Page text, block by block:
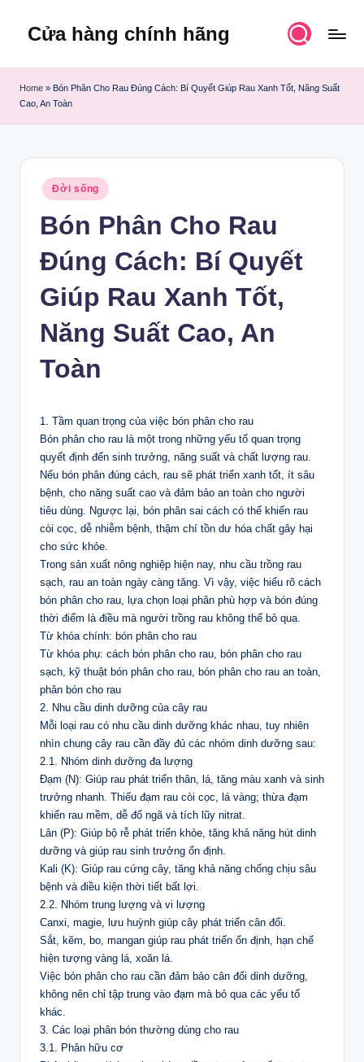
Cửa hàng chính hãng
Home » Bón Phân Cho Rau Đúng Cách: Bí Quyết Giúp Rau Xanh Tốt, Năng Suất
Cao, An Toàn
Posted
in
Đời sống
Bón Phân Cho Rau
Đúng Cách: Bí Quyết
Giúp Rau Xanh Tốt,
Năng Suất Cao, An
Toàn
1. Tầm quan trọng của việc bón phân cho rau
Bón phân cho rau là một trong những yếu tố quan trọng
quyết định đến sinh trưởng, năng suất và chất lượng rau.
Nếu bón phân đúng cách, rau sẽ phát triển xanh tốt, ít sâu
bệnh, cho năng suất cao và đảm bảo an toàn cho người
tiêu dùng. Ngược lại, bón phân sai cách có thể khiến rau
còi cọc, dễ nhiễm bệnh, thậm chí tồn dư hóa chất gây hại
cho sức khỏe.
Trong sản xuất nông nghiệp hiện nay, nhu cầu trồng rau
sạch, rau an toàn ngày càng tăng. Vì vậy, việc hiểu rõ cách
bón phân cho rau, lựa chọn loại phân phù hợp và bón đúng
thời điểm là điều mà người trồng rau không thể bỏ qua.
Từ khóa chính: bón phân cho rau
Từ khóa phụ: cách bón phân cho rau, bón phân cho rau
sạch, kỹ thuật bón phân cho rau, bón phân cho rau an toàn,
phân bón cho rau
2. Nhu cầu dinh dưỡng của cây rau
Mỗi loại rau có nhu cầu dinh dưỡng khác nhau, tuy nhiên
nhìn chung cây rau cần đầy đủ các nhóm dinh dưỡng sau:
2.1. Nhóm dinh dưỡng đa lượng
Đạm (N): Giúp rau phát triển thân, lá, tăng màu xanh và sinh
trưởng nhanh. Thiếu đạm rau còi cọc, lá vàng; thừa đạm
khiến rau mềm, dễ đổ ngã và tích lũy nitrat.
Lân (P): Giúp bộ rễ phát triển khỏe, tăng khả năng hút dinh
dưỡng và giúp rau sinh trưởng ổn định.
Kali (K): Giúp rau cứng cây, tăng khả năng chống chịu sâu
bệnh và điều kiện thời tiết bất lợi.
2.2. Nhóm trung lượng và vi lượng
Canxi, magie, lưu huỳnh giúp cây phát triển cân đối.
Sắt, kẽm, bo, mangan giúp rau phát triển ổn định, hạn chế
hiện tượng vàng lá, xoăn lá.
Việc bón phân cho rau cần đảm bảo cân đối dinh dưỡng,
không nên chỉ tập trung vào đạm mà bỏ qua các yếu tố
khác.
3. Các loại phân bón thường dùng cho rau
3.1. Phân hữu cơ